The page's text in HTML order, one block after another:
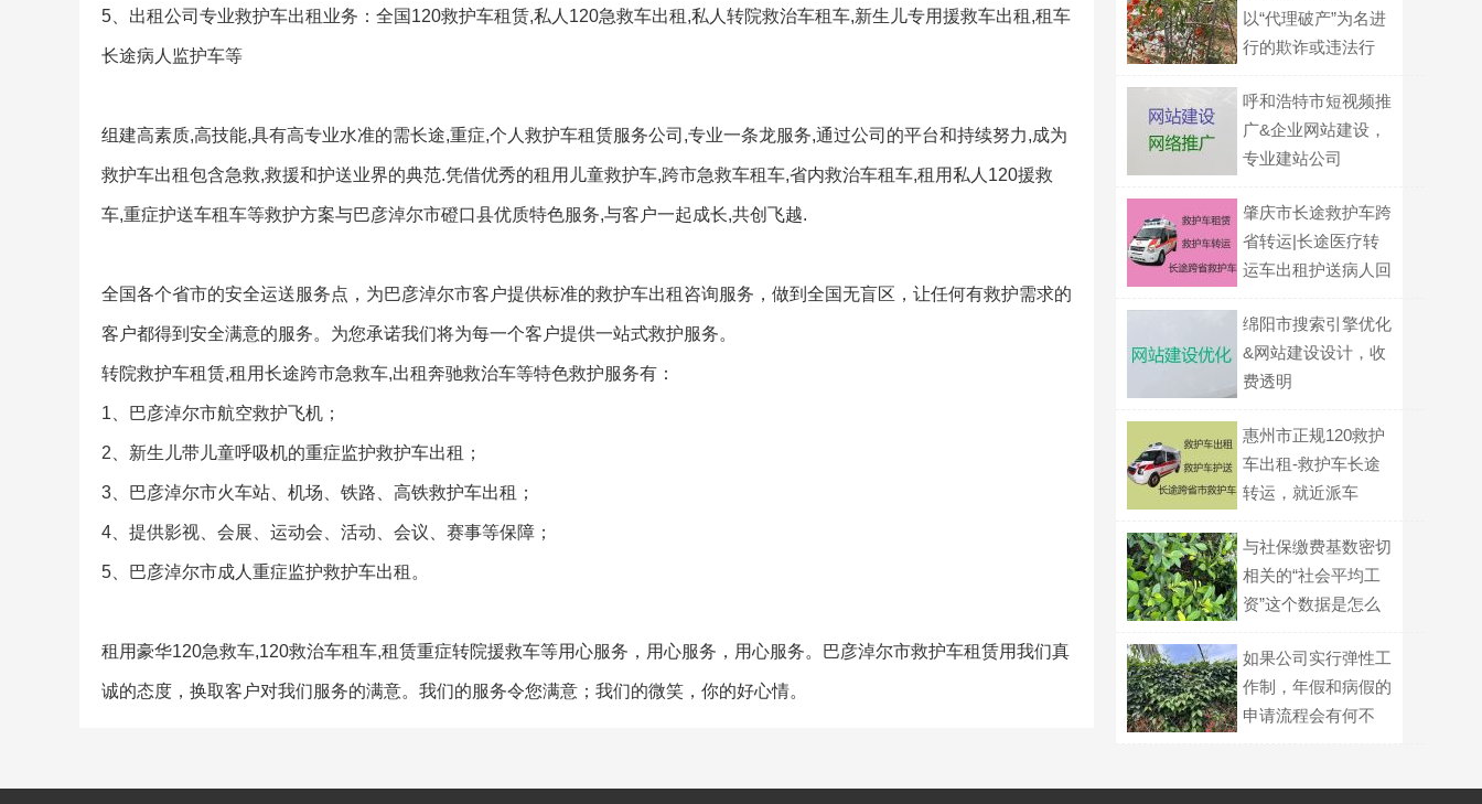
5、出租公司专业救护车出租业务：全国120救护车租赁,私人120急救车出租,私人转院救治车租车,新生儿专用援救车出租,租车
长途病人监护车等
组建高素质,高技能,具有高专业水准的需长途,重症,个人救护车租赁服务公司,专业一条龙服务,通过公司的平台和持续努力,成为
救护车出租包含急救,救援和护送业界的典范.凭借优秀的租用儿童救护车,跨市急救车租车,省内救治车租车,租用私人120援救
车,重症护送车租车等救护方案与巴彦淖尔市磴口县优质特色服务,与客户一起成长,共创飞越.
全国各个省市的安全运送服务点，为巴彦淖尔市客户提供标准的救护车出租咨询服务，做到全国无盲区，让任何有救护需求的
客户都得到安全满意的服务。为您承诺我们将为每一个客户提供一站式救护服务。
转院救护车租赁,租用长途跨市急救车,出租奔驰救治车等特色救护服务有：
1、巴彦淖尔市航空救护飞机；
2、新生儿带儿童呼吸机的重症监护救护车出租；
3、巴彦淖尔市火车站、机场、铁路、高铁救护车出租；
4、提供影视、会展、运动会、活动、会议、赛事等保障；
5、巴彦淖尔市成人重症监护救护车出租。
租用豪华120急救车,120救治车租车,租赁重症转院援救车等用心服务，用心服务，用心服务。巴彦淖尔市救护车租赁用我们真
诚的态度，换取客户对我们服务的满意。我们的服务令您满意；我们的微笑，你的好心情。
以“代理破产”为名进
行的欺诈或违法行
呼和浩特市短视频推
广&企业网站建设，
专业建站公司
肇庆市长途救护车跨
省转运|长途医疗转
运车出租护送病人回
绵阳市搜索引擎优化
&网站建设设计，收
费透明
惠州市正规120救护
车出租-救护车长途
转运，就近派车
与社保缴费基数密切
相关的“社会平均工
资”这个数据是怎么
如果公司实行弹性工
作制，年假和病假的
申请流程会有何不